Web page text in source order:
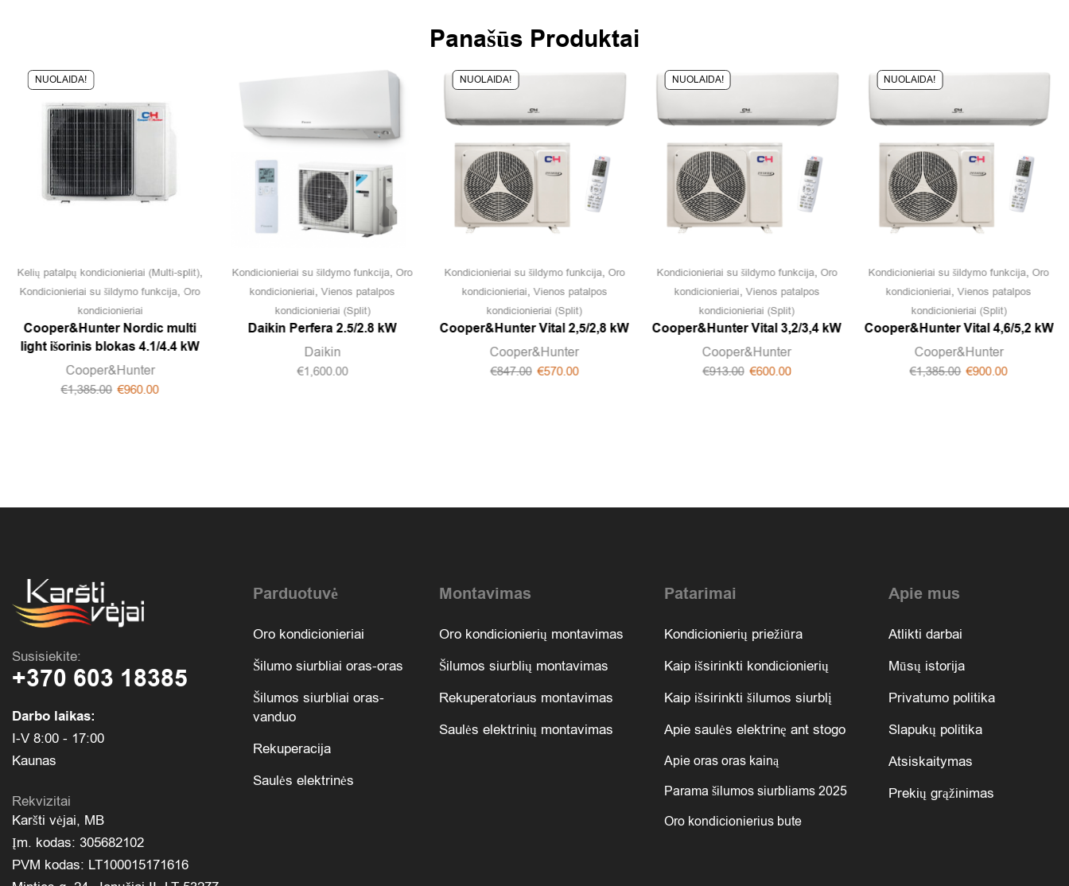
Panašūs Produktai
NUOLAIDA!
Kelių patalpų kondicionieriai (Multi-split),
Kondicionieriai su šildymo funkcija, Oro
kondicionieriai
Cooper&Hunter Nordic multi
light išorinis blokas 4.1/4.4 kW
Cooper&Hunter
€1,385.00 €960.00
Kondicionieriai su šildymo funkcija, Oro
kondicionieriai,Vienos patalpos
kondicionieriai (Split)
Daikin Perfera 2.5/2.8 kW
Daikin
€1,600.00
NUOLAIDA!
Kondicionieriai su šildymo funkcija, Oro
kondicionieriai,Vienos patalpos
kondicionieriai (Split)
Cooper&Hunter Vital 2,5/2,8 kW
Cooper&Hunter
€847.00 €570.00
NUOLAIDA!
Kondicionieriai su šildymo funkcija, Oro
kondicionieriai,Vienos patalpos
kondicionieriai (Split)
Cooper&Hunter Vital 3,2/3,4 kW
Cooper&Hunter
€913.00 €600.00
NUOLAIDA!
Kondicionieriai su šildymo funkcija,Oro
kondicionieriai,Vienos patalpos
kondicionieriai (Split)
Cooper&Hunter Vital 4,6/5,2 kW
Cooper&Hunter
€1,385.00 €900.00
Susisiekite:
+370 603 18385
Darbo laikas:
I-V 8:00 - 17:00
Kaunas
Rekvizitai
Karšti vėjai, MB
Įm. kodas: 305682102
PVM kodas: LT100015171616
Parduotuvė
Oro kondicionieriai
Šilumo siurbliai oras-oras
Šilumos siurbliai oras-
vanduo
Rekuperacija
Saulės elektrinės
Montavimas
Oro kondicionierių montavimas
Šilumos siurblių montavimas
Rekuperatoriaus montavimas
Saulės elektrinių montavimas
Patarimai
Kondicionierių priežiūra
Kaip išsirinkti kondicionierių
Kaip išsirinkti šilumos siurblį
Apie saulės elektrinę ant stogo
Apie oras oras kainą
Parama šilumos siurbliams 2025
Oro kondicionierius bute
Apie mus
Atlikti darbai
Mūsų istorija
Privatumo politika
Slapukų politika
Atsiskaitymas
Prekių grąžinimas